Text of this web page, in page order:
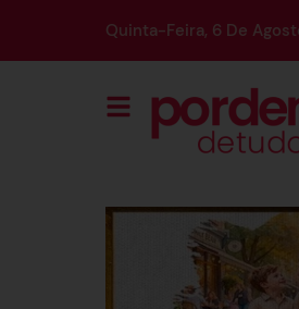
Quinta-Feira, 6 De